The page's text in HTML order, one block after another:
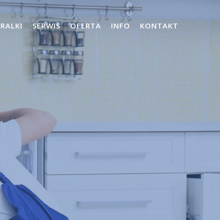
SERWIS OFERTA INFO KONTAKT